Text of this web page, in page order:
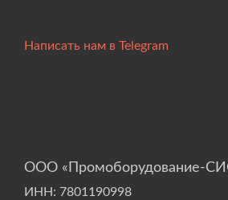
Написать нам в Telegram
ООО «Промоборудование-
ИНН: 7801190998